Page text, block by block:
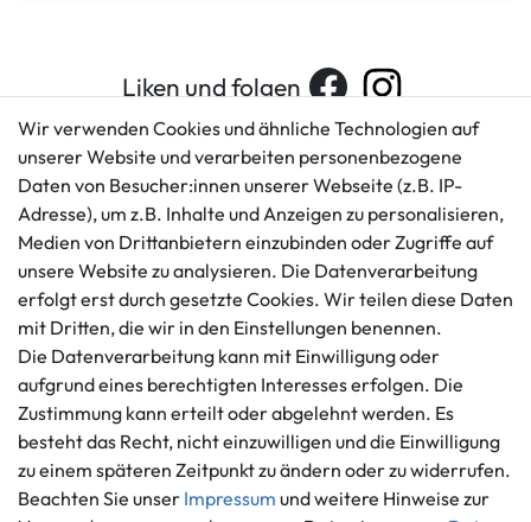
Liken und folgen
Kundenservice
+49 421 596586
info@gameworld.de
Kontaktformular
Rechtliches
AGB
Impressum
Datenschutzerklärung
Widerrufs­recht
Vertrag widerrufen
Informationen
Über uns
Zahlungsmöglichkeiten
Wir verwenden Cookies und ähnliche Technologien auf
unserer Website und verarbeiten personenbezogene
Daten von Besucher:innen unserer Webseite (z.B. IP-
Adresse), um z.B. Inhalte und Anzeigen zu personalisieren,
Medien von Drittanbietern einzubinden oder Zugriffe auf
unsere Website zu analysieren. Die Datenverarbeitung
erfolgt erst durch gesetzte Cookies. Wir teilen diese Daten
mit Dritten, die wir in den Einstellungen benennen.
Die Datenverarbeitung kann mit Einwilligung oder
aufgrund eines berechtigten Interesses erfolgen. Die
Zustimmung kann erteilt oder abgelehnt werden. Es
besteht das Recht, nicht einzuwilligen und die Einwilligung
zu einem späteren Zeitpunkt zu ändern oder zu widerrufen.
Beachten Sie unser Impressum und weitere Hinweise zur